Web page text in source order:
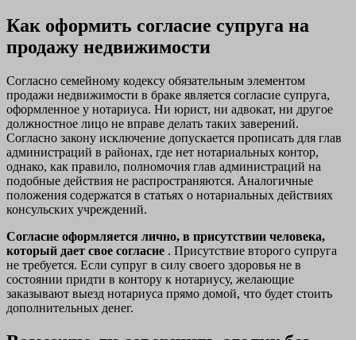
Как оформить согласие супруга на
продажу недвижимости
Согласно семейному кодексу обязательным элементом
продажи недвижимости в браке является согласие супруга,
оформленное у нотариуса. Ни юрист, ни адвокат, ни другое
должностное лицо не вправе делать таких заверений.
Согласно закону исключение допускается прописать для глав
администраций в районах, где нет нотариальных контор,
однако, как правило, полномочия глав администраций на
подобные действия не распространяются. Аналогичные
положения содержатся в статьях о нотариальных действиях
консульских учреждений.
Согласие оформляется лично, в присутствии человека,
который дает свое согласие . Присутствие второго супруга
не требуется. Если супруг в силу своего здоровья не в
состоянии придти в контору к нотариусу, желающие
заказывают выезд нотариуса прямо домой, что будет стоить
дополнительных денег.